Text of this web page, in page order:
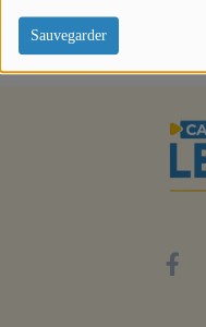
Sauvegarder